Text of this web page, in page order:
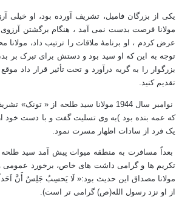
یکی از بزرگان فامیل، تشریف آورده بود، او خیلی
مولانا فرصت بدست نمی آمد ، هنگام برگشتن آرزوی
عرض کردم ، او برنامۀ ملاقات را ترتیب داد،
توجه به این که او سید بود و دستش برای تبرک بر
بزرگوار را به گریه درآورد و تحت تأثیر قرار
تقدیم کنید.
نوامبر سال 1944 مولانا سید طلحه
که عمه بنده بود )به وی تسلیت گفت و با دست خود
یک فرد از سادات اظهار مسرت نمود.
بعداً مسافرت به منطقه میوات پیش آمد سید طلحه
تکریم ها و گرامی داشت های خاص، برخورد
مولانا مصداق این حدیث بود:« لَا یَحسِبُ جَلِسٌ أَنَّ
از او نزد رسول الله(ص) گرامی تر است).